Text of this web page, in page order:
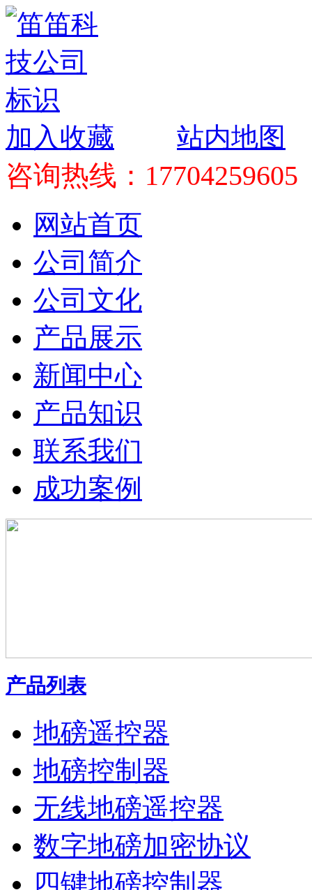
加入收藏 站内地图
咨询热线：17704259605
网站首页
公司简介
公司文化
产品展示
新闻中心
产品知识
联系我们
成功案例
产品列表
地磅遥控器
地磅控制器
无线地磅遥控器
数字地磅加密协议
四键地磅控制器